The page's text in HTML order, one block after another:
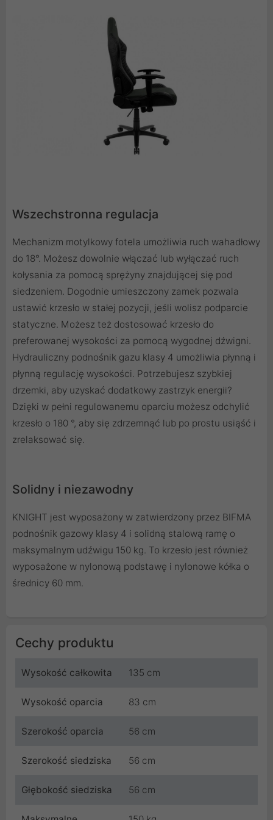
Wszechstronna regulacja
Mechanizm motylkowy fotela umożliwia ruch wahadłowy
do 18°. Możesz dowolnie włączać lub wyłączać ruch
kołysania za pomocą sprężyny znajdującej się pod
siedzeniem. Dogodnie umieszczony zamek pozwala
ustawić krzesło w stałej pozycji, jeśli wolisz podparcie
statyczne. Możesz też dostosować krzesło do
preferowanej wysokości za pomocą wygodnej dźwigni.
Hydrauliczny podnośnik gazu klasy 4 umożliwia płynną i
płynną regulację wysokości. Potrzebujesz szybkiej
drzemki, aby uzyskać dodatkowy zastrzyk energii?
Dzięki w pełni regulowanemu oparciu możesz odchylić
krzesło o 180 °, aby się zdrzemnąć lub po prostu usiąść i
zrelaksować się.
Solidny i niezawodny
KNIGHT jest wyposażony w zatwierdzony przez BIFMA
podnośnik gazowy klasy 4 i solidną stalową ramę o
maksymalnym udźwigu 150 kg. To krzesło jest również
wyposażone w nylonową podstawę i nylonowe kółka o
średnicy 60 mm.
Cechy produktu
Wysokość całkowita 135 cm
Wysokość oparcia 83 cm
Szerokość oparcia 56 cm
Szerokość siedziska 56 cm
Głębokość siedziska 56 cm